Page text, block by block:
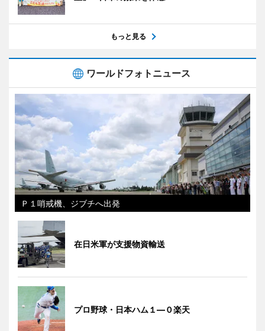
もっと見る
ワールドフォトニュース
Ｐ１哨戒機、ジブチへ出発
在日米軍が支援物資輸送
プロ野球・日本ハム１―０楽天